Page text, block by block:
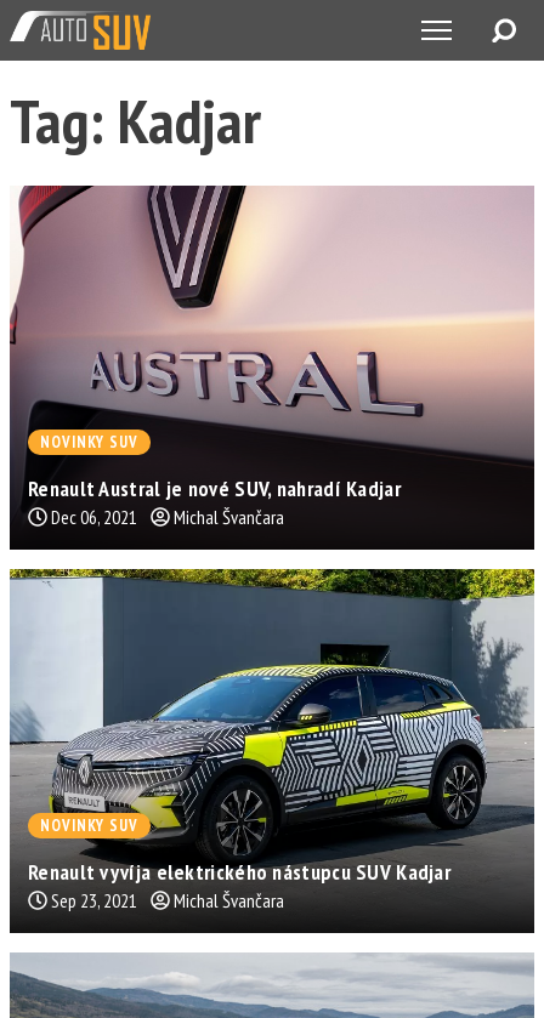
Tag: Kadjar
NOVINKY SUV
Renault Austral je nové SUV, nahradí Kadjar
Dec 06, 2021 Michal Švančara
NOVINKY SUV
Renault vyvíja elektrického nástupcu SUV Kadjar
Sep 23, 2021 Michal Švančara